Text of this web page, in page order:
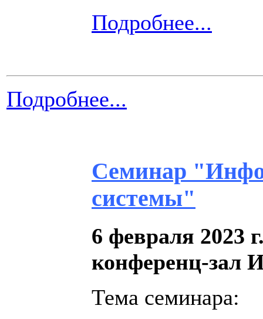
Подробнее...
Подробнее...
Семинар
системы"
6 февраля 2023
конференц-
Тема семинара: